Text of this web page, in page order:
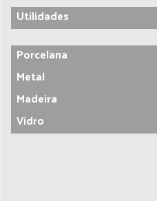
Utilidades
Porcelana
Metal
Madeira
Vidro